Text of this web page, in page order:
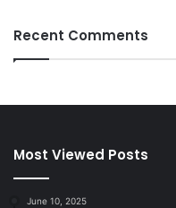
Recent Comments
Most Viewed Posts
June 10, 2025